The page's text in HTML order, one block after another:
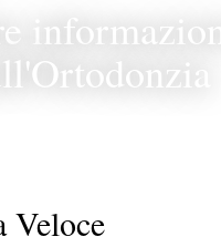
informazioni
Veloce